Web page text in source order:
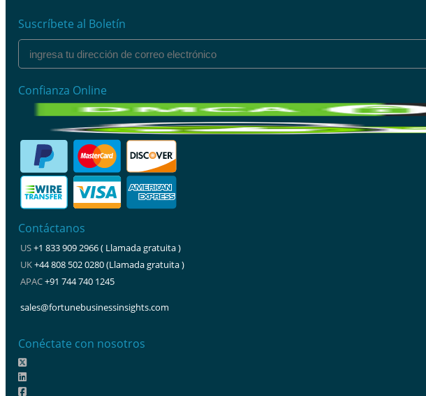
Suscríbete al Boletín
Confianza Online
Contáctanos
US+1 833 909 2966 ( Llamada gratuita )
UK+44 808 502 0280 (Llamada gratuita )
APAC+91 744 740 1245
sales@fortunebusinessinsights.com
Conéctate con nosotros